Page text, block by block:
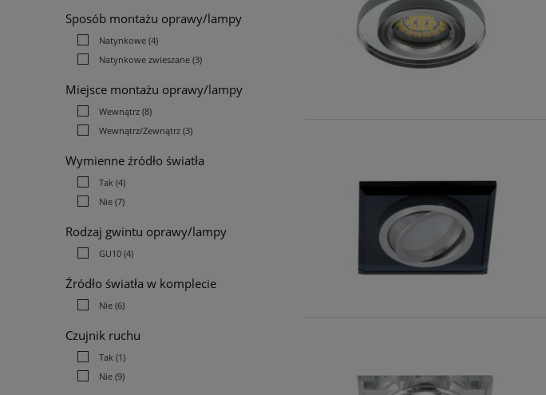
Sposób montażu oprawy/lampy
Natynkowe (4)
Natynkowe zwieszane (3)
Miejsce montażu oprawy/lampy
Wewnątrz (8)
Wewnątrz/Zewnątrz (3)
Wymienne źródło światła
Tak (4)
Nie (7)
Rodzaj gwintu oprawy/lampy
GU10 (4)
Źródło światła w komplecie
Nie (6)
Czujnik ruchu
Tak (1)
Nie (9)